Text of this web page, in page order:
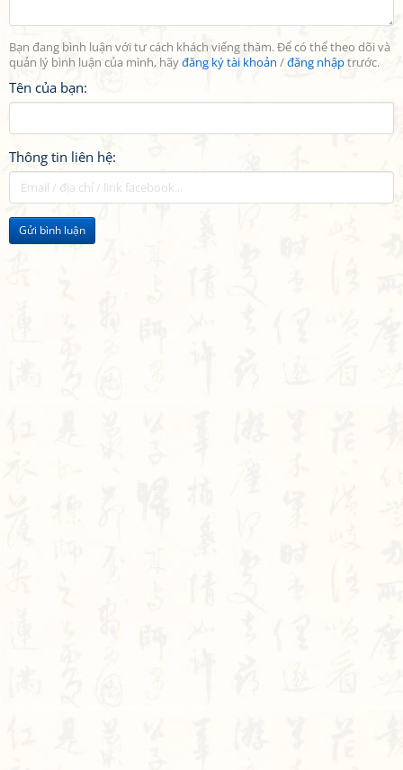
Bạn đang bình luận với tư cách khách viếng thăm. Để có thể theo dõi và
quản lý bình luận của mình, hãyđăng ký tài khoản /đăng nhậptrước.
Tên của bạn:
Thông tin liên hệ:
Gửi bình luận